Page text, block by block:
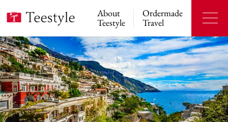
About
Teestyle
Ordermade
Travel